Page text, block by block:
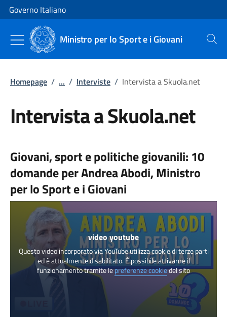
Vai al contenuto
Vai alla navigazione del sito
Governo Italiano
Ministro per lo Sport e i Giovani Cerca
Homepage / ... / Interviste / Intervista a Skuola.net
Intervista a Skuola.net
Giovani, sport e politiche giovanili: 10
domande per Andrea Abodi, Ministro
per lo Sport e i Giovani
video youtube
Questo video incorporato via YouTube utilizza cookie di terze parti
ed è attualmente disabilitato. È possibile attivarne il
funzionamento tramite lepreferenze cookiedel sito